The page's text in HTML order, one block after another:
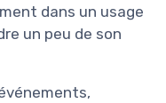
dans un usage
un peu de son